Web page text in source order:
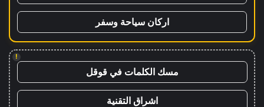
اركان سياحة وسفر
!
مسك الكلمات في قوقل
اشراق التقنية